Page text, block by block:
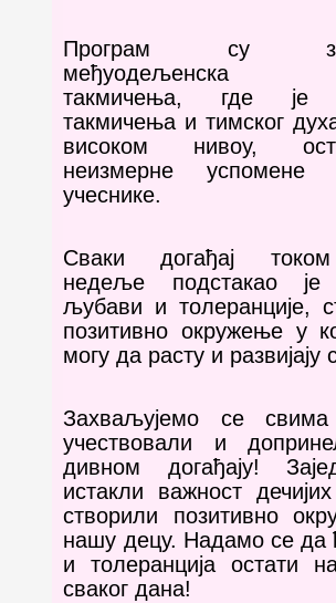
Програм су
међуодељенска
такмичења, где је
такмичења и тимског
високом нивоу,
неизмерне
учеснике.
Сваки догађај
недеље подстакао је
љубави и толеранције,
позитивно окружење у
могу да расту и развијају
Захваљујемо се
учествовали и
дивном догађају!
истакли важност
створили позитивно
нашу децу. Надамо се да
и толеранција остати
сваког дана!